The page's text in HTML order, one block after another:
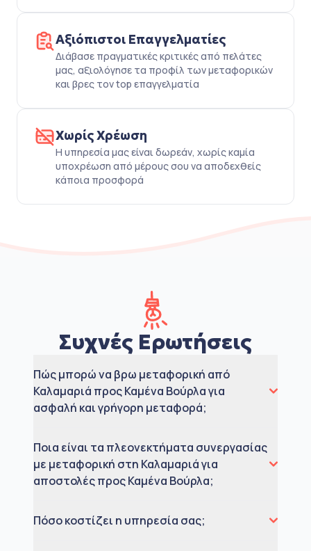
Αξιόπιστοι Επαγγελματίες
Διάβασε πραγματικές κριτικές από πελάτες
μας, αξιολόγησε τα προφίλ των μεταφορικών
και βρες τον top επαγγελματία
Χωρίς Χρέωση
Η υπηρεσία μας είναι δωρεάν, χωρίς καμία
υποχρέωση από μέρους σου να αποδεχθείς
κάποια προσφορά
Συχνές Ερωτήσεις
Πώς μπορώ να βρω μεταφορική από
Καλαμαριά προς Καμένα Βούρλα για
ασφαλή και γρήγορη μεταφορά;
Ποια είναι τα πλεονεκτήματα συνεργασίας
με μεταφορική στη Καλαμαριά για
αποστολές προς Καμένα Βούρλα;
Πόσο κοστίζει η υπηρεσία σας;